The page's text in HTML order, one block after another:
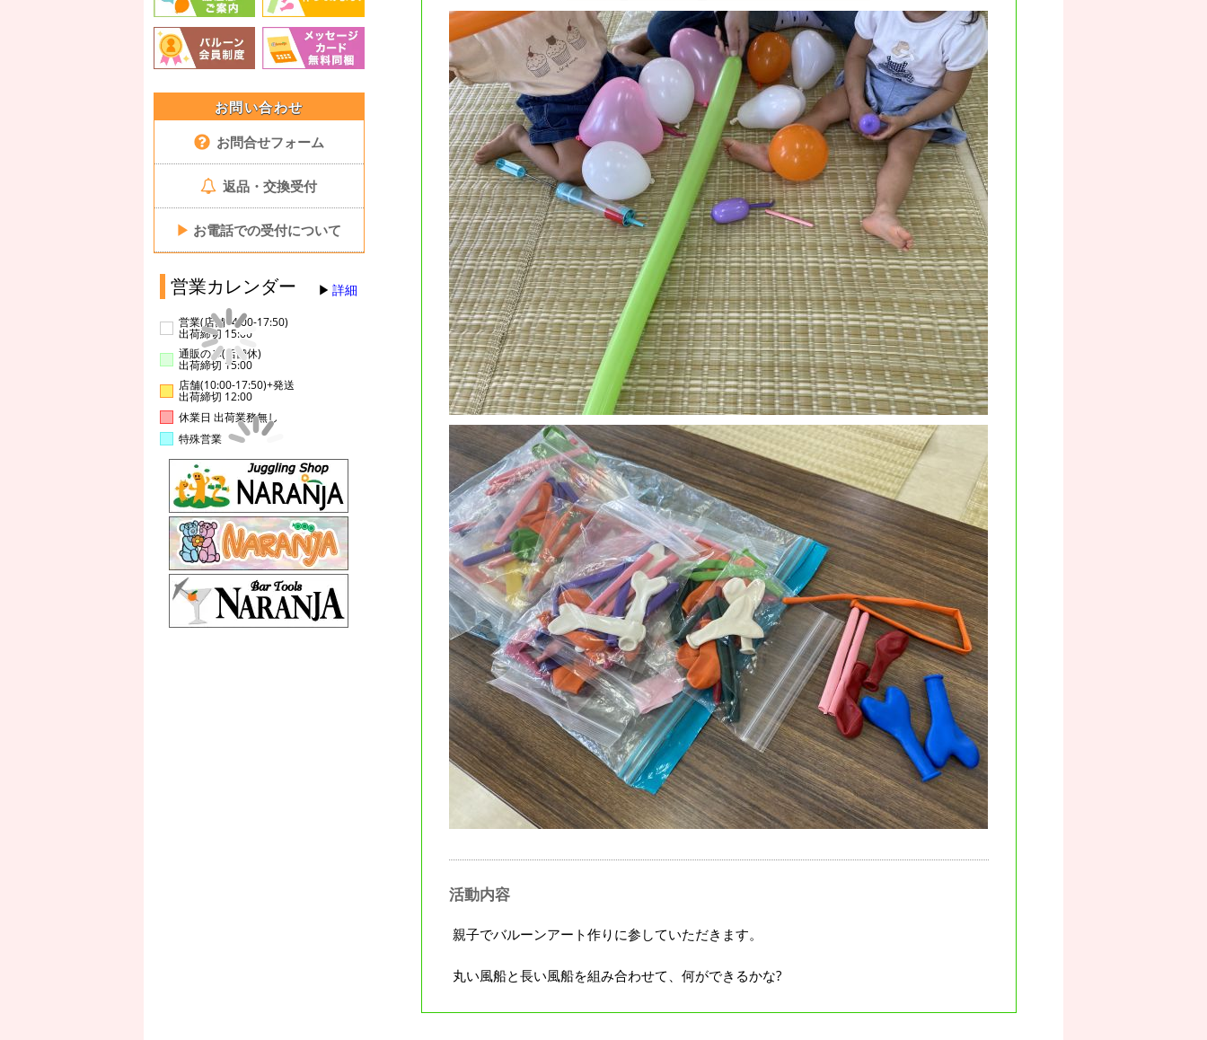
お問い合わせ
お問合せフォーム
返品・交換受付
▶ お電話での受付について
営業カレンダー 詳細
営業(店舗14:00-17:50)
出荷締切 15:00
通販のみ(店舗休)
出荷締切 15:00
店舗(10:00-17:50)+発送
出荷締切 12:00
休業日 出荷業務無し
特殊営業
活動内容
親子でバルーンアート作りに参していただきます。
丸い風船と長い風船を組み合わせて、何ができるかな?